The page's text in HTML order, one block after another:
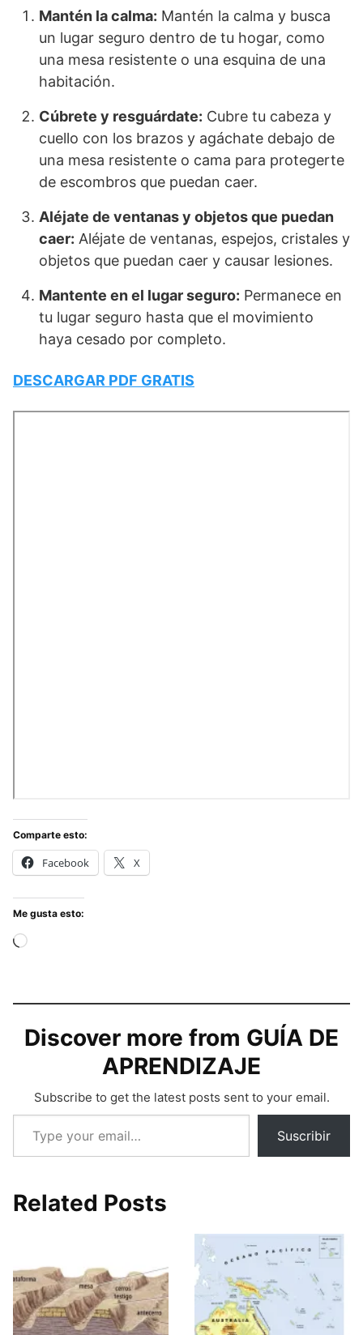
Mantén la calma: Mantén la calma y busca
un lugar seguro dentro de tu hogar, como
una mesa resistente o una esquina de una
habitación.
Cúbrete y resguárdate: Cubre tu cabeza y
cuello con los brazos y agáchate debajo de
una mesa resistente o cama para protegerte
de escombros que puedan caer.
Aléjate de ventanas y objetos que puedan
caer: Aléjate de ventanas, espejos, cristales y
objetos que puedan caer y causar lesiones.
Mantente en el lugar seguro: Permanece en
tu lugar seguro hasta que el movimiento
haya cesado por completo.
DESCARGAR PDF GRATIS
Comparte esto:
Facebook X
Me gusta esto:
Cargando...
Discover more from GUÍA DE
APRENDIZAJE
Subscribe to get the latest posts sent to your email.
Type your email…
Suscribir
Related Posts